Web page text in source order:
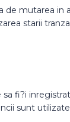
mutarea in
starii
fi?i
sunt